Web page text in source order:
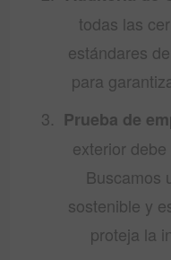
todas las
estándares
para
Prueba de
exterior
Buscamos
sostenible y
proteja la